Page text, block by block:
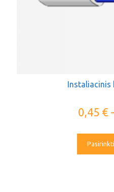
Instaliacinis
0,45 €